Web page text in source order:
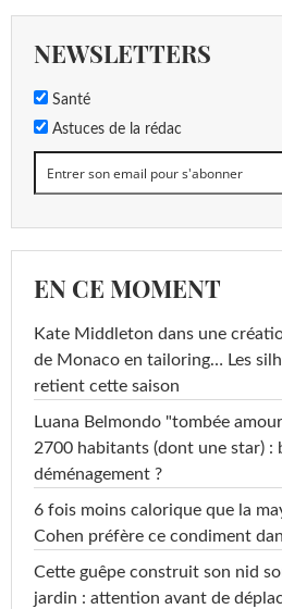
NEWSLETTERS
Santé
Astuces de la rédac
EN CE MOMENT
Kate Middleton dans une
de Monaco en tailoring… Les
retient cette saison
Luana Belmondo "tombée
2700 habitants (dont une star) :
déménagement ?
6 fois moins calorique que la
Cohen préfère ce condiment
Cette guêpe construit son nid
jardin : attention avant de